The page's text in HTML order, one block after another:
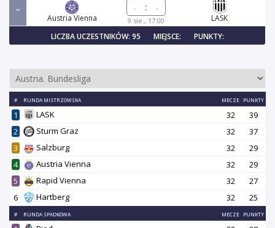
Austria Vienna
:
9 sie., 17:00
LASK
LICZBA UCZESTNIKÓW: 95
MIEJSCE: PUNKTY:
# RUNDA MISTRZOWSKA MECZE PUNKTY
1 LASK 32
39
2
Sturm Graz 32
37
3
Salzburg 32
29
4
Austria Vienna 32
29
5
Rapid Vienna 32
27
6
Hartberg 32 25
# RUNDA SPADKOWA MECZE PUNKTY